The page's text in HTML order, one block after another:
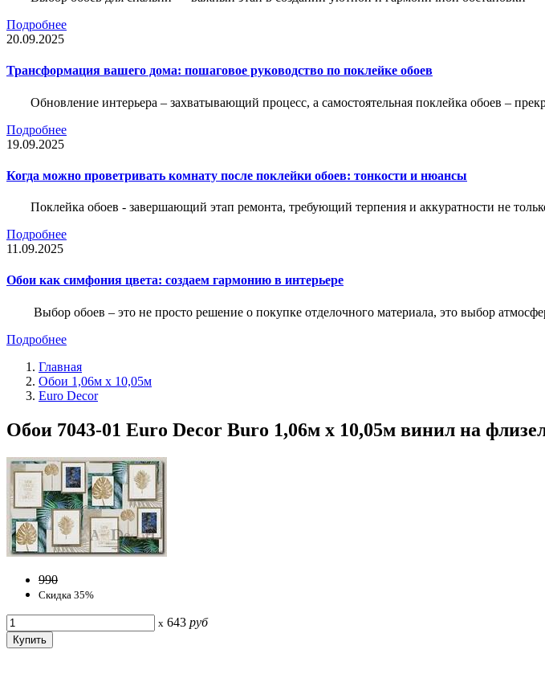
Подробнее
20.09.2025
Трансформация вашего дома: пошаговое руководство по поклейке обоев
Обновление интерьера – захватывающий процесс, а самостоятельная поклейка обоев –
Подробнее
19.09.2025
Когда можно проветривать комнату после поклейки обоев: тонкости и нюансы
Поклейка обоев - завершающий этап ремонта, требующий терпения и аккуратности не
Подробнее
11.09.2025
Обои как симфония цвета: создаем гармонию в интерьере
Выбор обоев – это не просто решение о покупке отделочного материала, это выбор
Подробнее
Главная
Обои 1,06м х 10,05м
Euro Decor
Обои 7043-01 Euro Decor Buro 1,06м х 10,05м винил на
990
Скидка 35%
x 643 руб